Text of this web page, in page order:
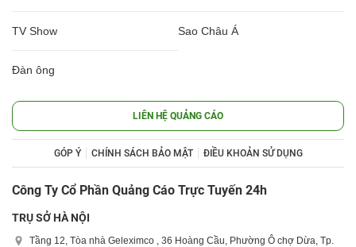
TV Show Sao Châu Á
Đàn ông
LIÊN HỆ QUẢNG CÁO
GÓP Ý CHÍNH SÁCH BẢO MẬT ĐIỀU KHOẢN SỬ DỤNG
Công Ty Cổ Phần Quảng Cáo Trực Tuyến 24h
TRỤ SỞ HÀ NỘI
Tầng 12, Tòa nhà Geleximco , 36 Hoàng Cầu, Phường Ô chợ Dừa, Tp.